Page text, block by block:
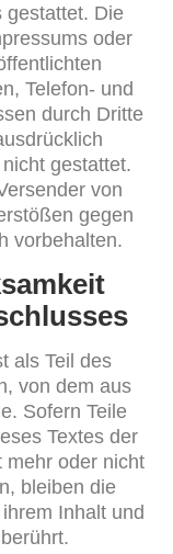
gestattet. Die
oder
Telefon- und
durch Dritte
gestattet.
von
gegen
vorbehalten.
als Teil des
von dem aus
Sofern Teile
Textes der
mehr oder nicht
bleiben die
Inhalt und